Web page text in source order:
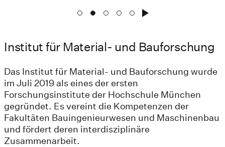
Institut für Material- und Bauforschung
Das Institut für Material- und Bauforschung wurde
im Juli 2019 als eines der ersten
Forschungsinstitute der Hochschule München
gegründet. Es vereint die Kompetenzen der
Fakultäten Bauingenieurwesen und Maschinenbau
und fördert deren interdisziplinäre
Zusammenarbeit.